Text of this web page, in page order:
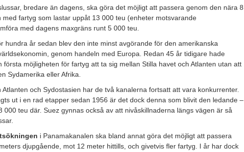
bredare än dagens, ska göra det möjligt att passera genom den nära 8
med fartyg som lastar uppåt 13 000 teu (enheter motsvarande
med dagens maxgräns runt 5 000 teu.
hundra år sedan blev den inte minst avgörande för den amerikanska
genom handeln med Europa. Redan 45 år tidigare hade
första möjligheten för fartyg att ta sig mellan Stilla havet och Atlanten utan att
Sydamerika eller Afrika.
och Sydostasien har de två kanalerna fortsatt att vara konkurrenter.
ut i en rad etapper sedan 1956 är det dock denna som blivit den ledande –
000 teu där. Suez gynnas också av att nivåskillnaderna längs vägen är så
i Panamakanalen ska bland annat göra det möjligt att passera
djupgående, mot 12 meter hittills, och givetvis fler fartyg. I år har dock